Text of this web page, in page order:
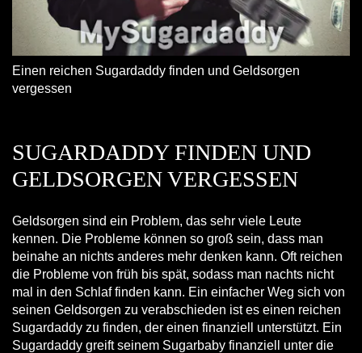
Einen reichen Sugardaddy finden und Geldsorgen
vergessen
SUGARDADDY FINDEN UND
GELDSORGEN VERGESSEN
Geldsorgen sind ein Problem, das sehr viele Leute
kennen. Die Probleme können so groß sein, dass man
beinahe an nichts anderes mehr denken kann. Oft reichen
die Probleme von früh bis spät, sodass man nachts nicht
mal in den Schlaf finden kann. Ein einfacher Weg sich von
seinen Geldsorgen zu verabschieden ist es einen reichen
Sugardaddy zu finden, der einen finanziell unterstützt. Ein
Sugardaddy greift seinem Sugarbaby finanziell unter die